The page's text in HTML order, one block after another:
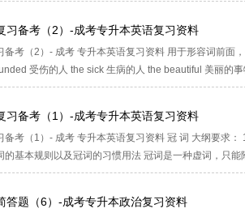
习备考（2）-成考专升本英语复习资料
备考（2）- 成考 专升本英语复习资料 用于形容词前面
受伤的人 the sick 生病的人 the beautiful 美丽的事
习备考（1）-成考专升本英语复习资料
备考（1）- 成考 专升本英语复习资料 冠 词 大纲要求
的基本规则以及冠词的习惯用法 冠词是一种虚词，只能
答题（6）-成考专升本政治复习资料